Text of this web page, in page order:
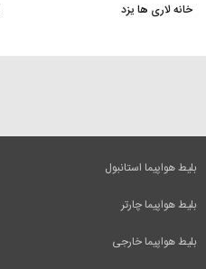
خانه لاری‌ ها یزد
بلیط هواپیما استانبول
بلیط هواپیما چارتر
بلیط هواپیما خارجی